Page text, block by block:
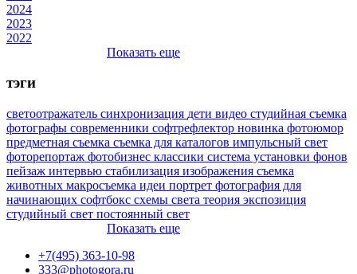
2024
2023
2022
Показать еще
тэги
светоотражатель синхронизация дети видео студийная съемка
фотографы современники софтрефлектор новинка фотоюмор
предметная съемка съемка для каталогов импульсный свет
фоторепортаж фотобизнес классики система установки фонов
пейзаж интервью стабилизация изображения съемка
животных макросъемка идеи портрет фотография для
начинающих софтбокс схемы света теория экспозиция
студийный свет постоянный свет
Показать еще
+7(495) 363-10-98
333@photogora.ru